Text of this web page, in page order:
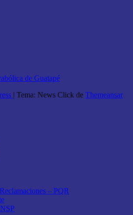
| Tema: News Click de Themeansar
– PQR